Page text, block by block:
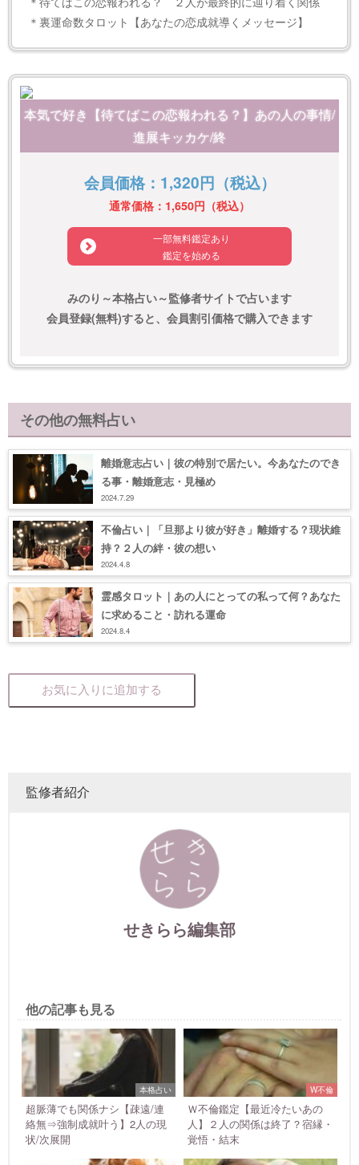
＊裏運命数タロット【あなたの恋成就導くメッセージ】
本気で好き【待てばこの恋報われる？】あの人の事情/
進展キッカケ/終
会員価格：1,320円（税込）
通常価格：1,650円（税込）
一部無料鑑定あり
鑑定を始める
みのり～本格占い～監修者サイトで占います
会員登録(無料)すると、会員割引価格で購入できます
その他の無料占い
離婚意志占い｜彼の特別で居たい。今あなたのでき
る事・離婚意志・見極め
2024.7.29
不倫占い｜「旦那より彼が好き」離婚する？現状維
持？２人の絆・彼の想い
2024.4.8
霊感タロット｜あの人にとっての私って何？あなた
に求めること・訪れる運命
2024.8.4
お気に入りに追加する
監修者紹介
せきらら編集部
他の記事も見る
本格占い
超脈薄でも関係ナシ【疎遠/連
絡無⇒強制成就叶う】2人の現
状/次展開
W不倫
Ｗ不倫鑑定【最近冷たいあの
人】２人の関係は終了？宿縁・
覚悟・結末